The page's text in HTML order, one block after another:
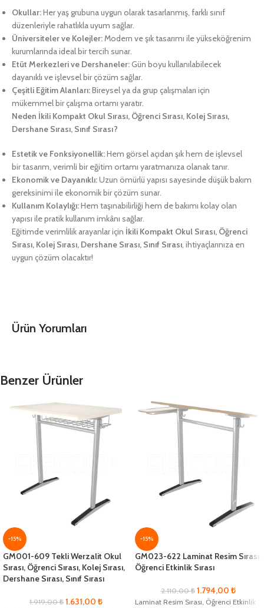
Okullar:Her yaş grubuna uygun olarak tasarlanmış, farklı sınıf
düzenleriyle rahatlıkla uyum sağlar.
Üniversiteler ve Kolejler:Modern ve şık tasarımı ile yükseköğrenim
kurumlarında ideal bir tercih sunar.
Etüt Merkezleri ve Dershaneler:Gün boyu kullanılabilecek
dayanıklı ve işlevsel bir çözüm sağlar.
Çeşitli Eğitim Alanları:Bireysel ya da grup çalışmaları için
mükemmel bir çalışma ortamı yaratır.
Neden İkili Kompakt Okul Sırası, Öğrenci Sırası, Kolej Sırası,
Dershane Sırası, Sınıf Sırası?
Estetik ve Fonksiyonellik:Hem görsel açıdan şık hem de işlevsel
bir tasarım, verimli bir eğitim ortamı yaratmanıza olanak tanır.
Ekonomik ve Dayanıklı:Uzun ömürlü yapısı sayesinde düşük bakım
gereksinimi ile ekonomik bir çözüm sunar.
Kullanım Kolaylığı:Hem taşınabilirliği hem de bakımı kolay olan
yapısı ile pratik kullanım imkânı sağlar.
Eğitimde verimlilik arayanlar için İkili Kompakt Okul Sırası, Öğrenci
Sırası, Kolej Sırası, Dershane Sırası, Sınıf Sırası, ihtiyaçlarınıza en
uygun çözüm olacaktır!
Ürün Yorumları
Benzer Ürünler
-15%
GM001-609 Tekli Werzalit Okul
Sırası, Öğrenci Sırası, Kolej Sırası,
Dershane Sırası, Sınıf Sırası
1.919,00₺ 1.631,00 ₺
-15%
GM023-622 Laminat Resim Sırası,
Öğrenci Etkinlik Sırası
2.110,00₺ 1.794,00 ₺
Laminat Resim Sırası, Öğrenci Etkinlik